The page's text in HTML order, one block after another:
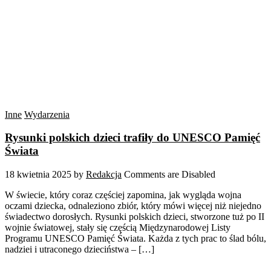
Inne Wydarzenia
Rysunki polskich dzieci trafiły do UNESCO Pamięć
Świata
18 kwietnia 2025 by Redakcja Comments are Disabled
W świecie, który coraz częściej zapomina, jak wygląda wojna
oczami dziecka, odnaleziono zbiór, który mówi więcej niż niejedno
świadectwo dorosłych. Rysunki polskich dzieci, stworzone tuż po II
wojnie światowej, stały się częścią Międzynarodowej Listy
Programu UNESCO Pamięć Świata. Każda z tych prac to ślad bólu,
nadziei i utraconego dzieciństwa – […]